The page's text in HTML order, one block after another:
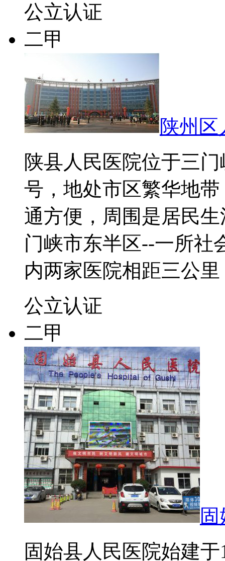
公立认证
二甲
陕州区
陕县人民医院位于三
号，地处市区繁华地
通方便，周围是居民
门峡市东半区--一所社
内两家医院相距三公里
公立认证
二甲
固始县人民医院始建